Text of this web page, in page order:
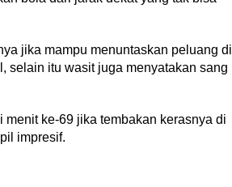
jika mampu menuntaskan peluang di
selain itu wasit juga menyatakan sang
ke-69 jika tembakan kerasnya di
impresif.